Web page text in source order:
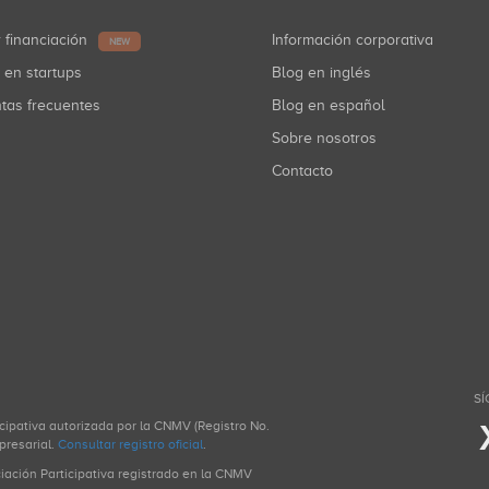
financiación NEW
en startups
frecuentes
Información corporativa
Blog en inglés
Blog en español
Sobre nosotros
Contacto
autorizada por la CNMV (Registro No.
Consultar registro oficial.
Participativa registrado en la CNMV